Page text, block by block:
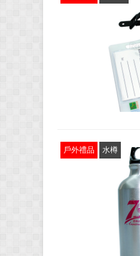
戶外禮品 水樽